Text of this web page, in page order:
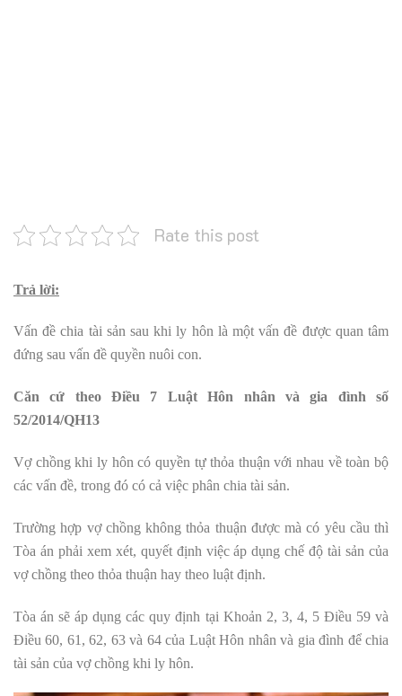
Rate this post
Trả lời:
Vấn đề chia tài sản sau khi ly hôn là một vấn đề được quan tâm
đứng sau vấn đề quyền nuôi con.
Căn cứ theo Điều 7 Luật Hôn nhân và gia đình số
52/2014/QH13
Vợ chồng khi ly hôn có quyền tự thỏa thuận với nhau về toàn bộ
các vấn đề, trong đó có cả việc phân chia tài sản.
Trường hợp vợ chồng không thỏa thuận được mà có yêu cầu thì
Tòa án phải xem xét, quyết định việc áp dụng chế độ tài sản của
vợ chồng theo thỏa thuận hay theo luật định.
Tòa án sẽ áp dụng các quy định tại Khoản 2, 3, 4, 5 Điều 59 và
Điều 60, 61, 62, 63 và 64 của Luật Hôn nhân và gia đình để chia
tài sản của vợ chồng khi ly hôn.